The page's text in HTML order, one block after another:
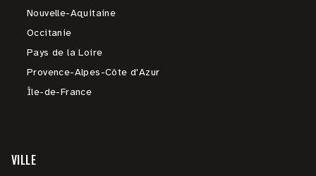
Nouvelle-Aquitaine
Occitanie
Pays de la Loire
Provence-Alpes-Côte d'Azur
Île-de-France
VILLE